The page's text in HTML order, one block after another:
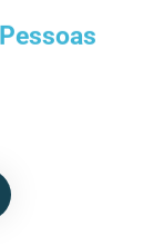
Pessoas